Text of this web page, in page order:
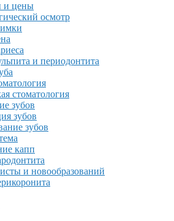
и цены
осмотр
и периодонтита
стоматология
зубов
зубов
зубов
капп
и новообразований